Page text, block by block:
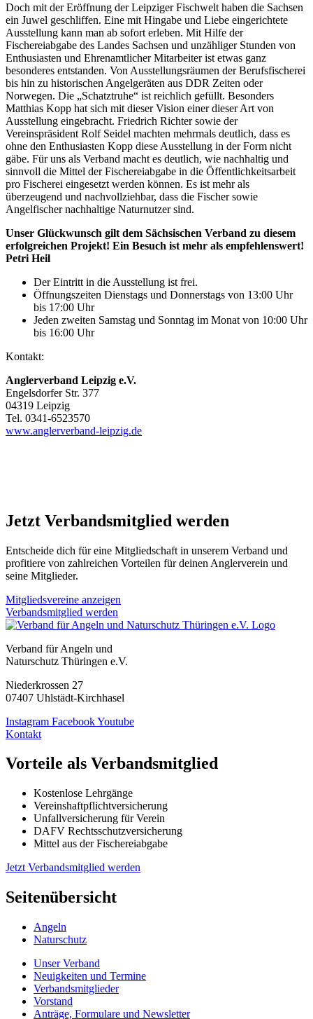
Doch mit der Eröffnung der Leipziger Fischwelt haben die Sachsen
ein Juwel geschliffen. Eine mit Hingabe und Liebe eingerichtete
Ausstellung kann man ab sofort erleben. Mit Hilfe der
Fischereiabgabe des Landes Sachsen und unzähliger Stunden von
Enthusiasten und Ehrenamtlicher Mitarbeiter ist etwas ganz
besonderes entstanden. Von Ausstellungsräumen der Berufsfischerei
bis hin zu historischen Angelgeräten aus DDR Zeiten oder
Norwegen. Die „Schatztruhe“ ist reichlich gefüllt. Besonders
Matthias Kopp hat sich mit dieser Vision einer dieser Art von
Ausstellung eingebracht. Friedrich Richter sowie der
Vereinspräsident Rolf Seidel machten mehrmals deutlich, dass es
ohne den Enthusiasten Kopp diese Ausstellung in der Form nicht
gäbe. Für uns als Verband macht es deutlich, wie nachhaltig und
sinnvoll die Mittel der Fischereiabgabe in die Öffentlichkeitsarbeit
pro Fischerei eingesetzt werden können. Es ist mehr als
überzeugend und nachvollziehbar, dass die Fischer sowie
Angelfischer nachhaltige Naturnutzer sind.
Unser Glückwunsch gilt dem Sächsischen Verband zu diesem
erfolgreichen Projekt! Ein Besuch ist mehr als empfehlenswert!
Petri Heil
Der Eintritt in die Ausstellung ist frei.
Öffnungszeiten Dienstags und Donnerstags von 13:00 Uhr
bis 17:00 Uhr
Jeden zweiten Samstag und Sonntag im Monat von 10:00 Uhr
bis 16:00 Uhr
Kontakt:
Anglerverband Leipzig e.V.
Engelsdorfer Str. 377
04319 Leipzig
Tel. 0341-6523570
www.anglerverband-leipzig.de
Jetzt Verbandsmitglied werden
Entscheide dich für eine Mitgliedschaft in unserem Verband und
profitiere von zahlreichen Vorteilen für deinen Anglerverein und
seine Mitglieder.
Mitgliedsvereine anzeigen
Verbandsmitglied werden
Verband für Angeln und
Naturschutz Thüringen e.V.
Niederkrossen 27
07407 Uhlstädt-Kirchhasel
Instagram FacebookYoutube
Kontakt
Vorteile als Verbandsmitglied
Kostenlose Lehrgänge
Vereinshaftpflichtversicherung
Unfallversicherung für Verein
DAFV Rechtsschutzversicherung
Mittel aus der Fischereiabgabe
Jetzt Verbandsmitglied werden
Seitenübersicht
Angeln
Naturschutz
Unser Verband
Neuigkeiten und Termine
Verbandsmitglieder
Vorstand
Anträge, Formulare und Newsletter